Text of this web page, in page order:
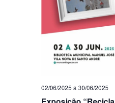
02/06/2025 a 30/06/2025